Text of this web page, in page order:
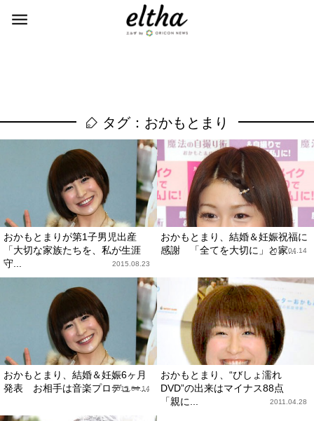
タグ：おかもとまり
おかもとまりが第1子男児出産
「大切な家族たちを、私が生涯
守...
2015.08.23
おかもとまり、結婚＆妊娠祝福に
感謝 「全てを大切に」と家...
2015.04.14
おかもとまり、結婚＆妊娠6ヶ月
発表 お相手は音楽プロデュー...
2015.04.14
おかもとまり、“びしょ濡れ
DVD”の出来はマイナス88点
「親に...
2011.04.28